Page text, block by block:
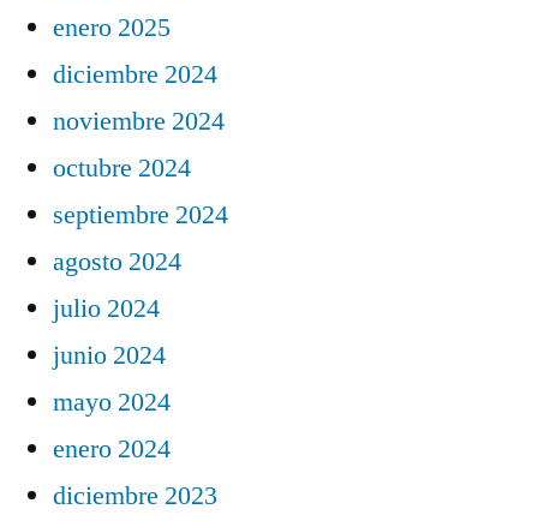
enero 2025
diciembre 2024
noviembre 2024
octubre 2024
septiembre 2024
agosto 2024
julio 2024
junio 2024
mayo 2024
enero 2024
diciembre 2023